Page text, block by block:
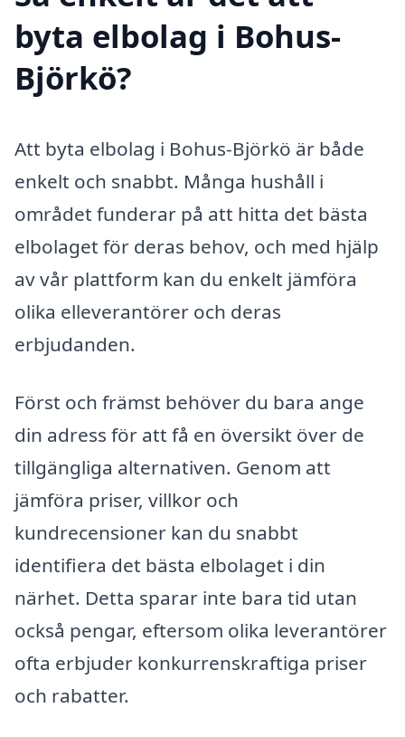
byta elbolag i Bohus-
Björkö?
Att byta elbolag i Bohus-Björkö är både
enkelt och snabbt. Många hushåll i
området funderar på att hitta det bästa
elbolaget för deras behov, och med hjälp
av vår plattform kan du enkelt jämföra
olika elleverantörer och deras
erbjudanden.
Först och främst behöver du bara ange
din adress för att få en översikt över de
tillgängliga alternativen. Genom att
jämföra priser, villkor och
kundrecensioner kan du snabbt
identifiera det bästa elbolaget i din
närhet. Detta sparar inte bara tid utan
också pengar, eftersom olika leverantörer
ofta erbjuder konkurrenskraftiga priser
och rabatter.